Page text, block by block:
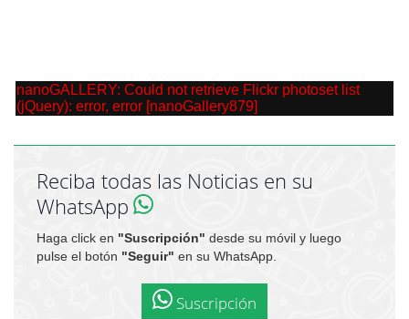
nanoGALLERY: Could not retrieve Flickr photoset list
(jQuery): error, error [nanoGallery879]
Reciba todas las Noticias en su
WhatsApp
Haga click en "Suscripción" desde su móvil y luego
pulse el botón "Seguir" en su WhatsApp.
Suscripción